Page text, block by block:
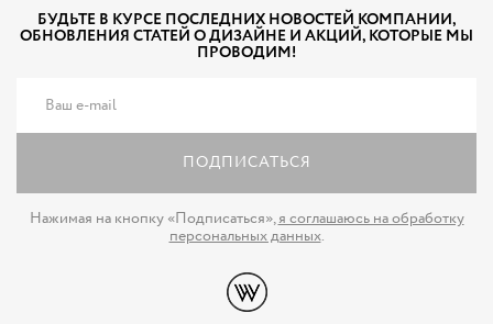
БУДЬТЕ В КУРСЕ ПОСЛЕДНИХ НОВОСТЕЙ КОМПАНИИ,
ОБНОВЛЕНИЯ СТАТЕЙ О ДИЗАЙНЕ И АКЦИЙ, КОТОРЫЕ МЫ
ПРОВОДИМ!
ПОДПИСАТЬСЯ
Нажимая на кнопку «Подписаться»,я соглашаюсь на обработку
персональных данных.